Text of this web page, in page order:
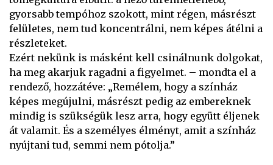
gyorsabb tempóhoz szokott, mint régen, másrészt
felületes, nem tud koncentrálni, nem képes átélni a
részleteket.
Ezért nekünk is másként kell csinálnunk dolgokat,
ha meg akarjuk ragadni a figyelmet. – mondta el a
rendező, hozzátéve: „Remélem, hogy a színház
képes megújulni, másrészt pedig az embereknek
mindig is szükségük lesz arra, hogy együtt éljenek
át valamit. És a személyes élményt, amit a színház
nyújtani tud, semmi nem pótolja.”